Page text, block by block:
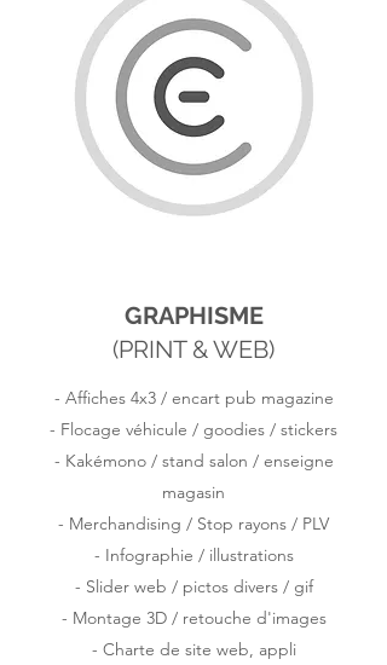
GRAPHISME
(PRINT & WEB)
- Affiches 4x3 / encart pub magazine
- Flocage véhicule / goodies / stickers
- Kakémono / stand salon / enseigne
magasin
- Merchandising / Stop rayons / PLV
- Infographie / illustrations
- Slider web / pictos divers / gif
- Montage 3D / retouche d'images
- Charte de site web, appli